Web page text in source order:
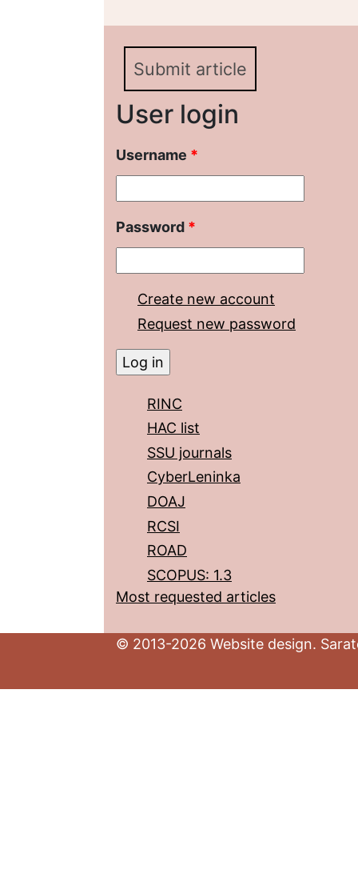
Submit article
User login
Username *
Password *
Create new account
Request new password
RINC
HAC list
SSU journals
CyberLeninka
DOAJ
RCSI
ROAD
SCOPUS: 1.3
Most requested articles
© 2013-2026 Website design.